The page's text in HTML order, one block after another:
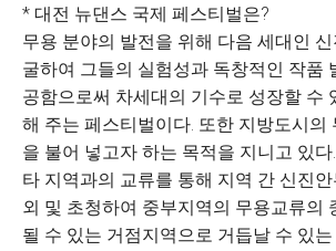
* 대전 뉴댄스 국제 페스티벌은?
무용 분야의 발전을 위해 다음 세대인
굴하여 그들의 실험성과 독창적인 작품
공함으로써 차세대의 기수로 성장할 수
해 주는 페스티벌이다. 또한 지방도시의
을 불어 넣고자 하는 목적을 지니고 있다.
타 지역과의 교류를 통해 지역 간 신진
외 및 초청하여 중부지역의 무용교류의
될 수 있는 거점지역으로 거듭날 수 있